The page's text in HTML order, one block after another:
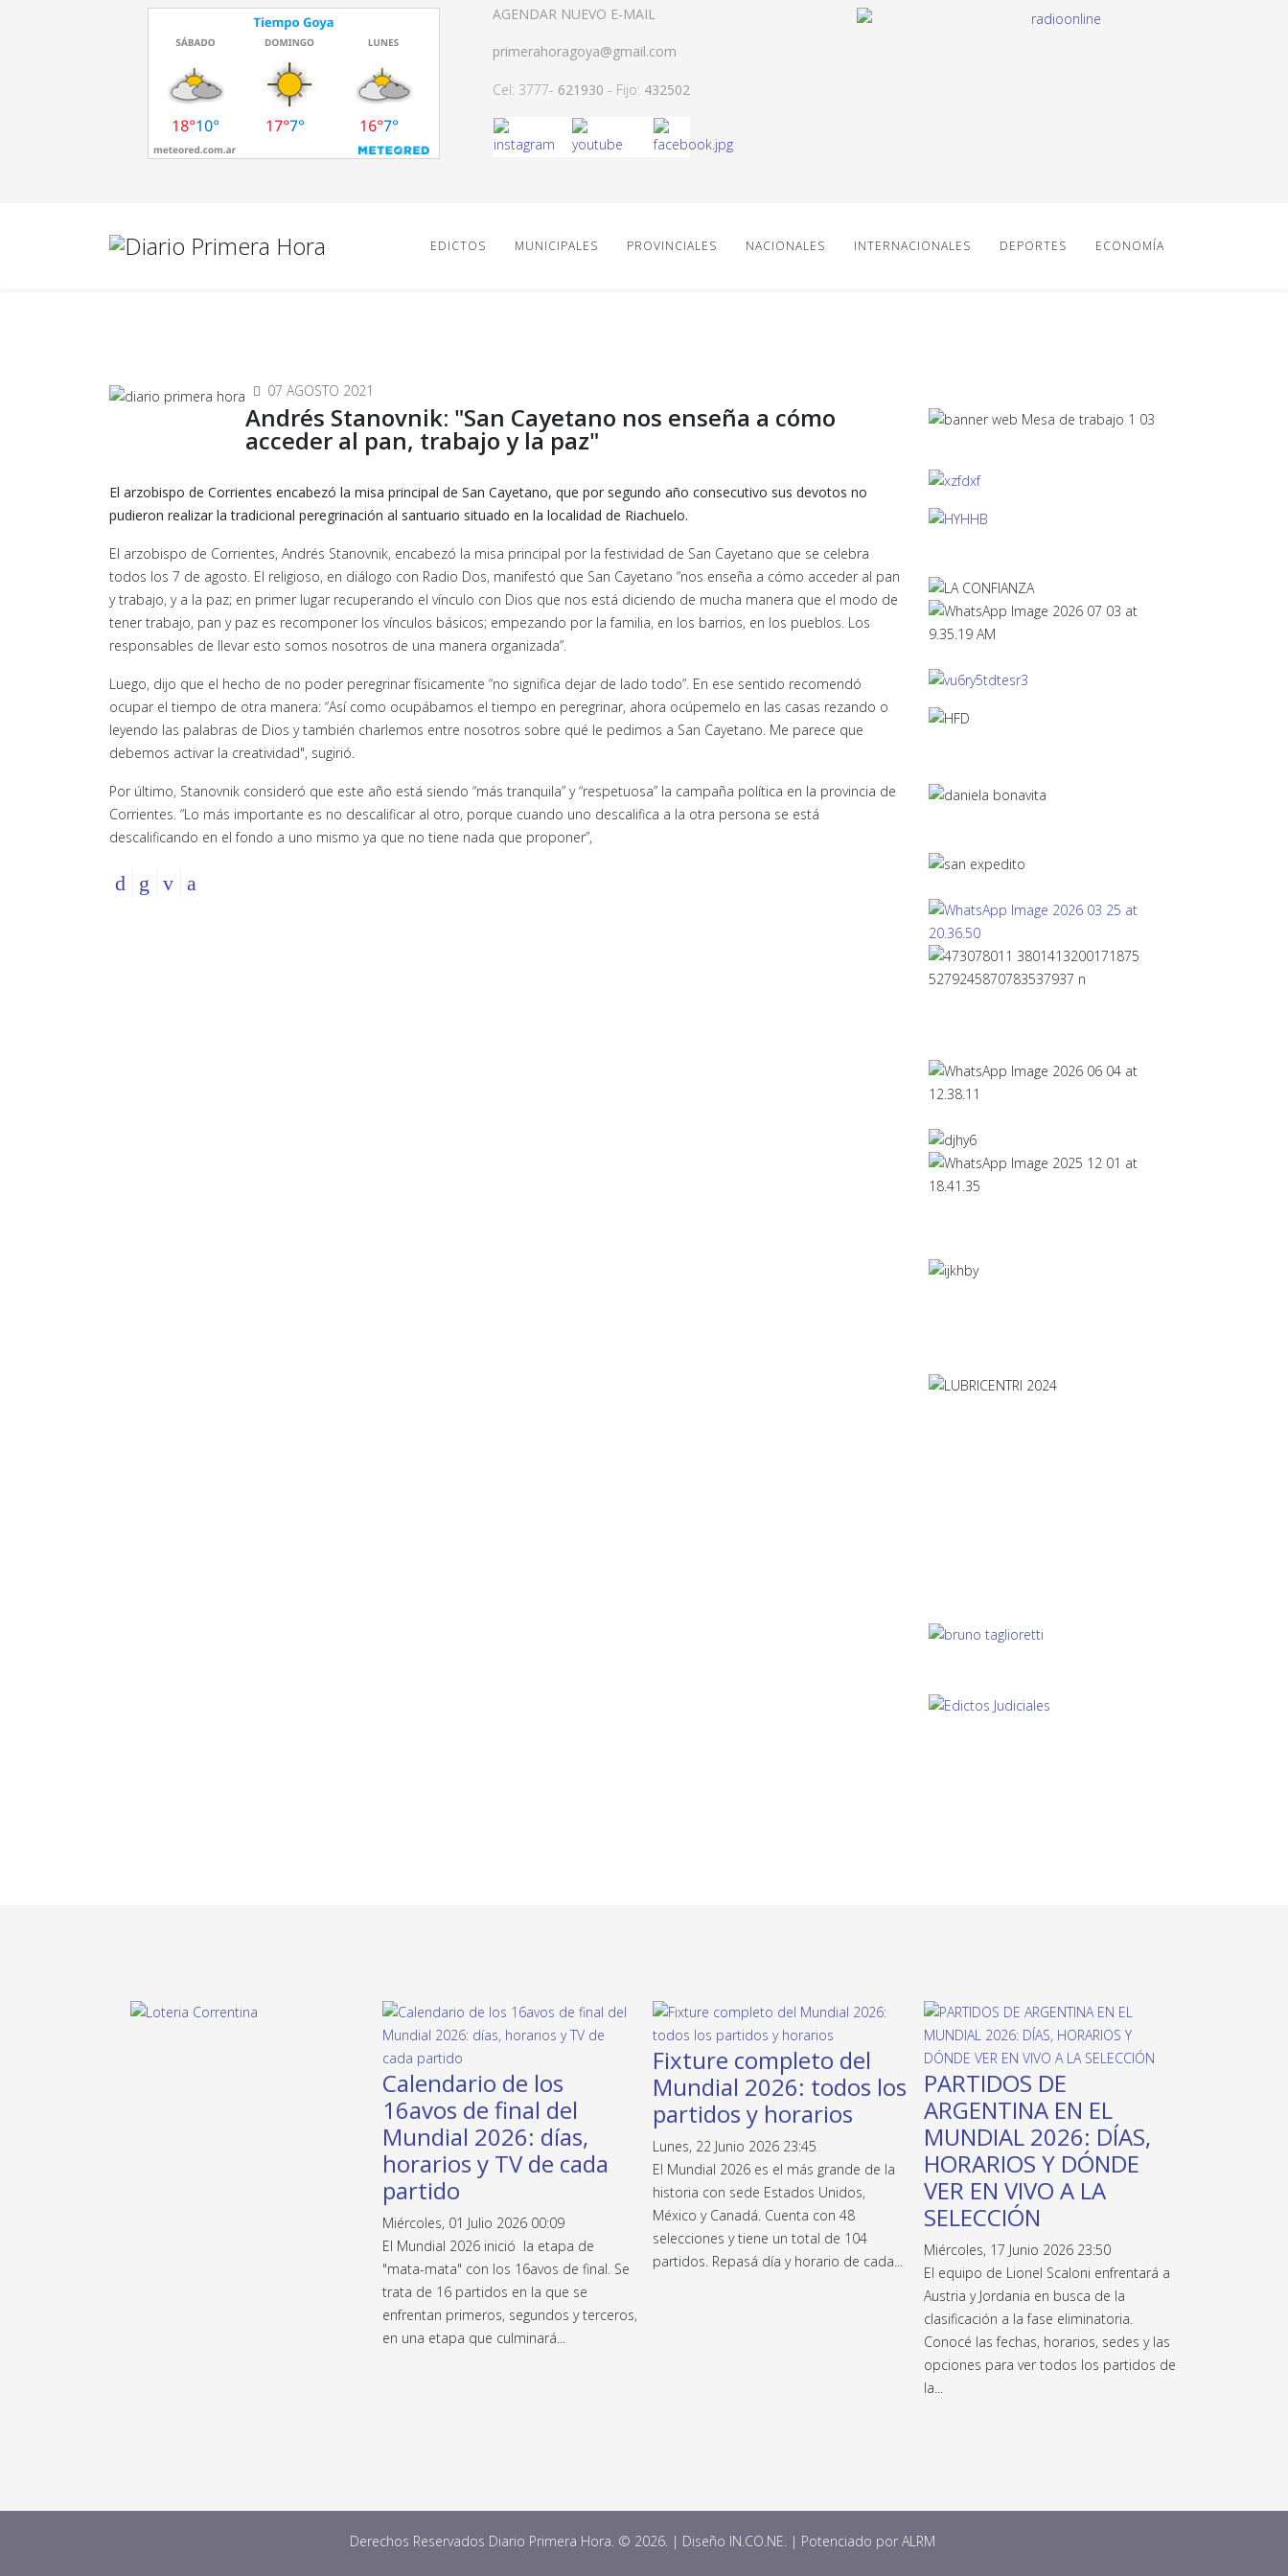
AGENDAR NUEVO E-MAIL
primerahoragoya@gmail.com
Cel: 3777- 621930 - Fijo: 432502
EDICTOS MUNICIPALES PROVINCIALES NACIONALES INTERNACIONALES DEPORTES ECONOMÍA
07 AGOSTO 2021
Andrés Stanovnik: "San Cayetano nos enseña a cómo
acceder al pan, trabajo y la paz"
El arzobispo de Corrientes encabezó la misa principal de San Cayetano, que por segundo año consecutivo sus devotos no
pudieron realizar la tradicional peregrinación al santuario situado en la localidad de Riachuelo.
El arzobispo de Corrientes, An­drés Stanovnik, encabezó la misa principal por la festividad de San Cayetano que se celebra
todos los 7 de agosto. El religioso, en diálogo con Radio Dos, manifestó que San Cayetano “nos enseña a cómo acceder al pan
y trabajo, y a la paz; en primer lugar recuperando el vínculo con Dios que nos está diciendo de mucha manera que el modo de
tener trabajo, pan y paz es recomponer los vínculos básicos; empezando por la familia, en los barrios, en los pueblos. Los
responsables de llevar esto somos nosotros de una manera organizada”.
Luego, dijo que el hecho de no poder peregrinar físicamente “no significa dejar de lado todo”. En ese sentido recomendó
ocupar el tiempo de otra manera: “Así como ocupábamos el tiempo en peregrinar, ahora ocúpemelo en las casas rezando o
leyendo las palabras de Dios y también charlemos entre nosotros sobre qué le pedimos a San Cayetano. Me parece que
debemos activar la creatividad", sugirió.
Por último, Stanovnik consideró que este año está siendo “más tranquila” y “respetuosa” la campaña política en la provincia de
Corrientes. “Lo más importante es no descalificar al otro, porque cuando uno descalifica a la otra persona se está
descalificando en el fondo a uno mismo ya que no tiene nada que proponer”,
Calendario de los
16avos de final del
Mundial 2026: días,
horarios y TV de cada
partido
Miércoles, 01 Julio 2026 00:09
El Mundial 2026 inició la etapa de
"mata-mata" con los 16avos de final. Se
trata de 16 partidos en la que se
enfrentan primeros, segundos y terceros,
en una etapa que culminará...
Fixture completo del
Mundial 2026: todos los
partidos y horarios
Lunes, 22 Junio 2026 23:45
El Mundial 2026 es el más grande de la
historia con sede Estados Unidos,
México y Canadá. Cuenta con 48
selecciones y tiene un total de 104
partidos. Repasá día y horario de cada...
PARTIDOS DE
ARGENTINA EN EL
MUNDIAL 2026: DÍAS,
HORARIOS Y DÓNDE
VER EN VIVO A LA
SELECCIÓN
Miércoles, 17 Junio 2026 23:50
El equipo de Lionel Scaloni enfrentará a
Austria y Jordania en busca de la
clasificación a la fase eliminatoria.
Conocé las fechas, horarios, sedes y las
opciones para ver todos los partidos de
la...
Derechos Reservados Diario Primera Hora. © 2026. | Diseño IN.CO.NE. | Potenciado por ALRM